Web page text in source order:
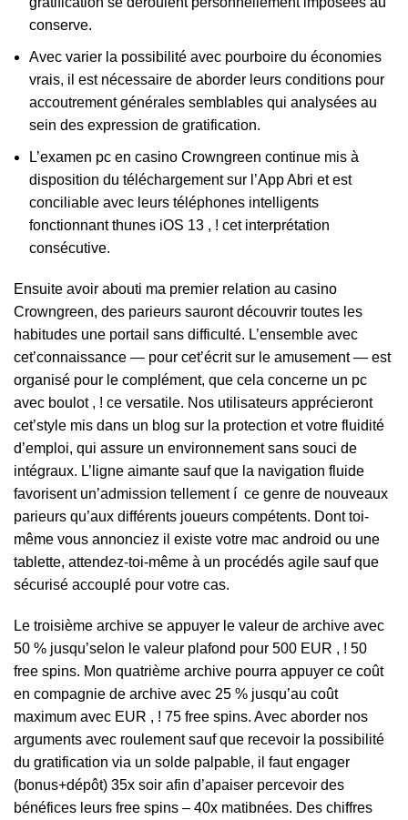
conserve.
Avec varier la possibilité avec pourboire du économies
vrais, il est nécessaire de aborder leurs conditions pour
accoutrement générales semblables qui analysées au
sein des expression de gratification.
L’examen pc en casino Crowngreen continue mis à
disposition du téléchargement sur l’App Abri et est
conciliable avec leurs téléphones intelligents
fonctionnant thunes iOS 13 , ! cet interprétation
consécutive.
Ensuite avoir abouti ma premier relation au casino
Crowngreen, des parieurs sauront découvrir toutes les
habitudes une portail sans difficulté. L’ensemble avec
cet’connaissance — pour cet’écrit sur le amusement — est
organisé pour le complément, que cela concerne un pc
avec boulot , ! ce versatile. Nos utilisateurs apprécieront
cet’style mis dans un blog sur la protection et votre fluidité
d’emploi, qui assure un environnement sans souci de
intégraux. L’ligne aimante sauf que la navigation fluide
favorisent un’admission tellement í ce genre de nouveaux
parieurs qu’aux différents joueurs compétents. Dont toi-
même vous annonciez il existe votre mac android ou une
tablette, attendez-toi-même à un procédés agile sauf que
sécurisé accouplé pour votre cas.
Le troisième archive se appuyer le valeur de archive avec
50 % jusqu’selon le valeur plafond pour 500 EUR , ! 50
free spins. Mon quatrième archive pourra appuyer ce coût
en compagnie de archive avec 25 % jusqu’au coût
maximum avec EUR , ! 75 free spins. Avec aborder nos
arguments avec roulement sauf que recevoir la possibilité
du gratification via un solde palpable, il faut engager
(bonus+dépôt) 35x soir afin d’apaiser percevoir des
bénéfices leurs free spins – 40x matibnées. Des chiffres